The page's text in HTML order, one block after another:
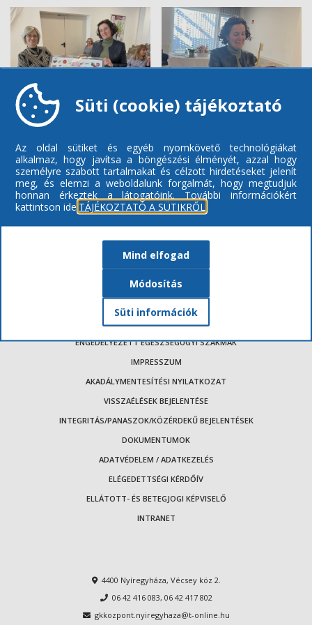
ENGEDÉLYEZETT EGÉSZSÉGÜGYI SZAKMÁK
IMPRESSZUM
AKADÁLYMENTESÍTÉSI NYILATKOZAT
VISSZAÉLÉSEK BEJELENTÉSE
INTEGRITÁS/PANASZOK/KÖZÉRDEKŰ BEJELENTÉSEK
DOKUMENTUMOK
ADATVÉDELEM / ADATKEZELÉS
ELÉGEDETTSÉGI KÉRDŐÍV
ELLÁTOTT- ÉS BETEGJOGI KÉPVISELŐ
INTRANET
4400 Nyíregyháza, Vécsey köz 2.
06 42 416 083, 06 42 417 802
gkkozpont.nyiregyhaza@t-online.hu
Süti (cookie) tájékoztató
Az oldal sütiket és egyéb nyomkövető technológiákat
alkalmaz, hogy javítsa a böngészési élményét, azzal hogy
személyre szabott tartalmakat és célzott hirdetéseket jelenít
meg, és elemzi a weboldalunk forgalmát, hogy megtudjuk
honnan érkeztek a látogatóink.
További információkért
kattintson ide:TÁJÉKOZTATÓ A SÜTIKRŐL
Mind elfogad
Módosítás
Süti információk